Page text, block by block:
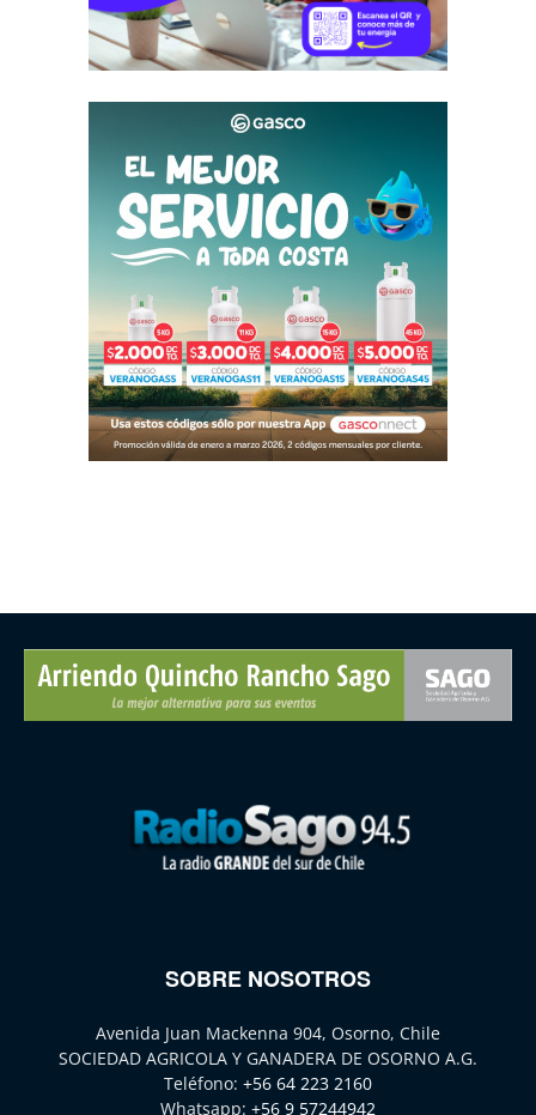
SOBRE NOSOTROS
Avenida Juan Mackenna 904, Osorno, Chile
SOCIEDAD AGRICOLA Y GANADERA DE OSORNO A.G.
Teléfono: +56 64 223 2160
Whatsapp: +56 9 57244942